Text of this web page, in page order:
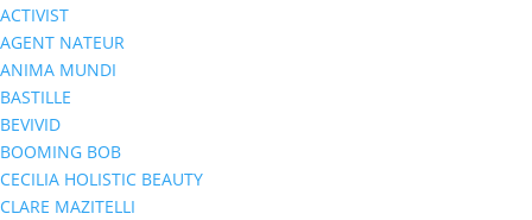
ACTIVIST
AGENT NATEUR
ANIMA MUNDI
BASTILLE
BEVIVID
BOOMING BOB
CECILIA HOLISTIC BEAUTY
CLARE MAZITELLI